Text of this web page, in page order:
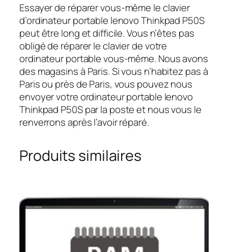
Essayer de réparer vous-même le clavier
d’ordinateur portable lenovo Thinkpad P50S
peut être long et difficile. Vous n’êtes pas
obligé de réparer le clavier de votre
ordinateur portable vous-même. Nous avons
des magasins à Paris. Si vous n’habitez pas à
Paris ou près de Paris, vous pouvez nous
envoyer votre ordinateur portable lenovo
Thinkpad P50S par la poste et nous vous le
renverrons après l’avoir réparé.
Produits similaires